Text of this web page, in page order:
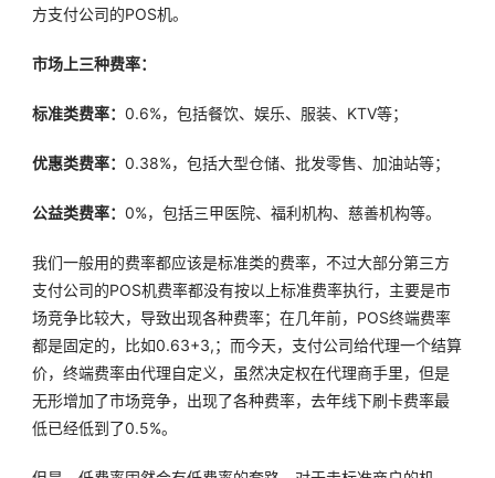
方支付公司的POS机。
市场上三种费率：
标准类费率： 0.6%，包括餐饮、娱乐、服装、KTV等；
优惠类费率： 0.38%，包括大型仓储、批发零售、加油站等；
公益类费率： 0%，包括三甲医院、福利机构、慈善机构等。
我们一般用的费率都应该是标准类的费率，不过大部分第三方
支付公司的POS机费率都没有按以上标准费率执行，主要是市
场竞争比较大，导致出现各种费率；在几年前，POS终端费率
都是固定的，比如0.63+3,；而今天，支付公司给代理一个结算
价，终端费率由代理自定义，虽然决定权在代理商手里，但是
无形增加了市场竞争，出现了各种费率，去年线下刷卡费率最
低已经低到了0.5%。